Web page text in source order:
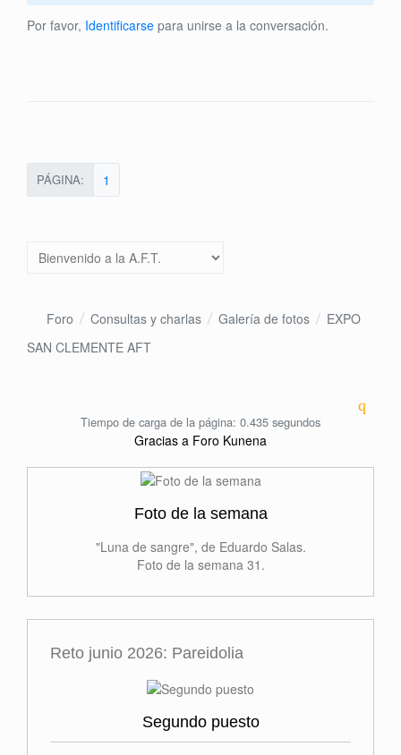
Por favor, Identificarse para unirse a la conversación.
PÁGINA: 1
Foro Consultas y charlas Galería de fotos
EXPO
SAN CLEMENTE AFT
Tiempo de carga de la página: 0.435 segundos
Gracias a Foro Kunena
Foto de la semana
"Luna de sangre", de Eduardo Salas.
Foto de la semana 31.
Reto junio 2026: Pareidolia
Segundo puesto